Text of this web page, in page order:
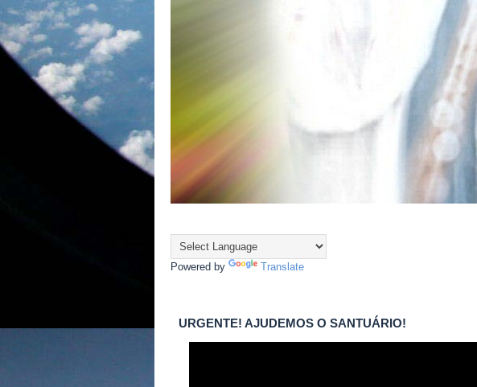
Powered by Translate
URGENTE! AJUDEMOS O SANTUÁRIO!